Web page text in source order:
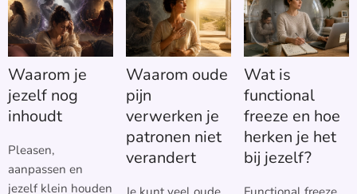
Waarom je
jezelf nog
inhoudt
Pleasen,
aanpassen en
jezelf klein houden
Waarom oude
pijn
verwerken je
patronen niet
verandert
Wat is
functional
freeze en hoe
herken je het
bij jezelf?